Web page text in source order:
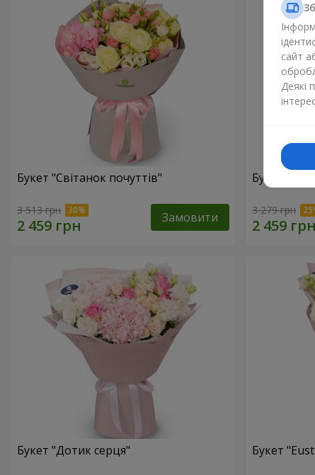
Букет "Світанок почуттів"
3 513 грн Замовити
Букет
3 279 грн
Букет "Дотик серця" Букет
сайт
Деякі